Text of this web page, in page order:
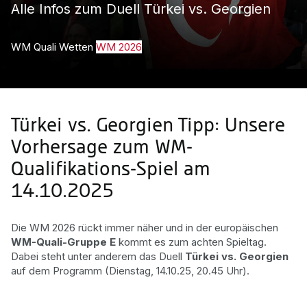
Alle Infos zum Duell Türkei vs. Georgien
WM Quali Wetten WM 2026
Türkei vs. Georgien Tipp: Unsere
Vorhersage zum WM-
Qualifikations-Spiel am
14.10.2025
Die WM 2026 rückt immer näher und in der europäischen
WM-Quali-Gruppe E kommt es zum achten Spieltag.
Dabei steht unter anderem das Duell Türkei vs. Georgien
auf dem Programm (Dienstag, 14.10.25, 20.45 Uhr).